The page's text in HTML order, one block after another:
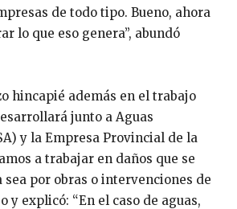
de todo tipo. Bueno, ahora
lo que eso genera”, abundó
hincapié además en el trabajo
junto a Aguas
y la Empresa Provincial de la
a trabajar en daños que se
sea por obras o intervenciones de
y explicó: “En el caso de aguas,